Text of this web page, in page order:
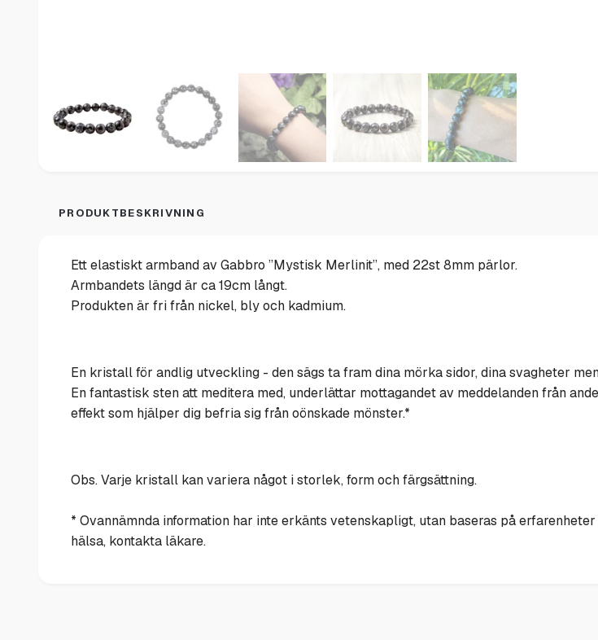
PRODUKTBESKRIVNING
Ett elastiskt armband av Gabbro ”Mystisk Merlinit”, med 22st 8mm pärlor.
Armbandets längd är ca 19cm långt.
Produkten är fri från nickel, bly och kadmium.
En kristall för andlig utveckling - den sägs ta fram dina mörka sidor, dina svagheter
En fantastisk sten att meditera med, underlättar mottagandet av meddelanden från
effekt som hjälper dig befria sig från oönskade mönster.*
Obs. Varje kristall kan variera något i storlek, form och färgsättning.
* Ovannämnda information har inte erkänts vetenskapligt, utan baseras på
hälsa, kontakta läkare.